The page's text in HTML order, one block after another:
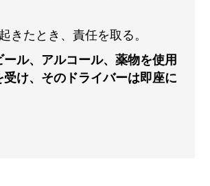
きたとき、責任を取る。
ル、アルコール、薬物を使用
け、そのドライバーは即座に